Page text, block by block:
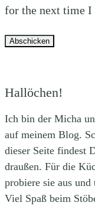
for the next time I
Hallöchen!
Ich bin der Micha
auf meinem Blog.
dieser Seite findest
draußen. Für die
probiere sie aus
Viel Spaß beim